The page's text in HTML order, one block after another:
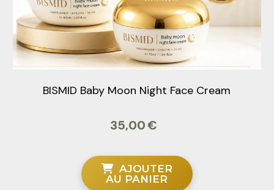
BISMID Baby Moon Night Face Cream
35,00€
AJOUTER
AU PANIER